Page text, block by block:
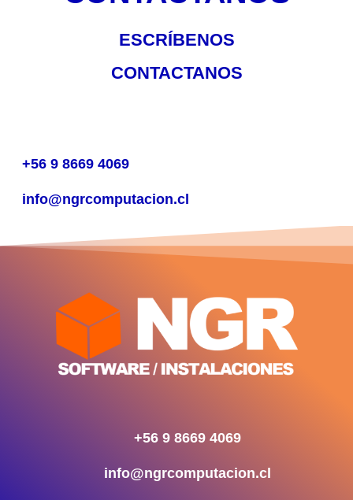
ESCRÍBENOS
CONTACTANOS
+56 9 8669 4069
info@ngrcomputacion.cl
+56 9 8669 4069
info@ngrcomputacion.cl